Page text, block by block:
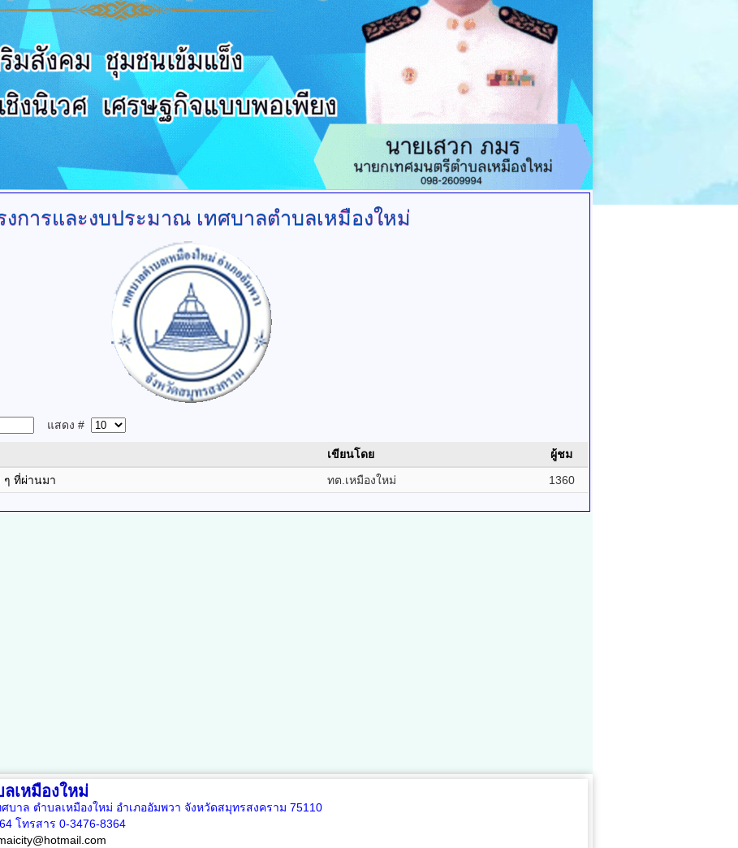
งการและงบประมาณ เทศบาลตำบลเหมืองใหม่
แสดง #
เขียนโดย
ผู้ชม
ๆ ที่ผ่านมา ทต.เหมืองใหม่ 1360
เหมืองใหม่
บาล ตำบลเหมืองใหม่ อำเภออัมพวา จังหวัดสมุทรสงคราม 75110
โทรสาร 0-3476-8364